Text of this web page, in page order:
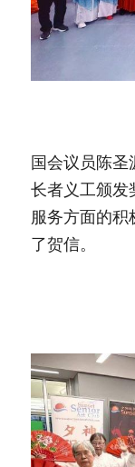
国会议员陈圣
长者义工颁发
服务方面的
了贺信。